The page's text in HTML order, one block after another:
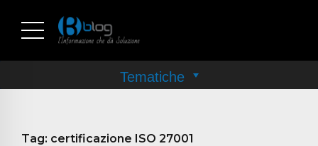
Tag: certificazione ISO 27001